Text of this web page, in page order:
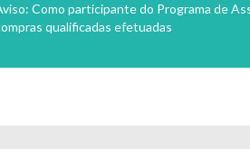
Como participante do Programa de
qualificadas efetuadas